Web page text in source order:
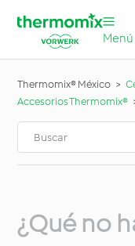
Menú
Thermomix® México
Accesorios Thermomix®
¿Qué no